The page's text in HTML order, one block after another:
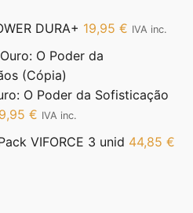
DURA+ 19,95 € IVA inc.
O Poder da Sofisticação
€ IVA inc.
VIFORCE 3 unid 44,85 €